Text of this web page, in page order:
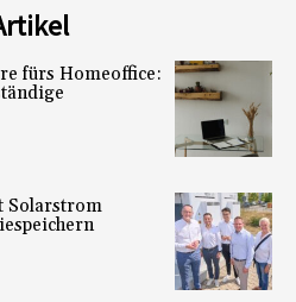
fürs Homeoffice:
Solarstrom